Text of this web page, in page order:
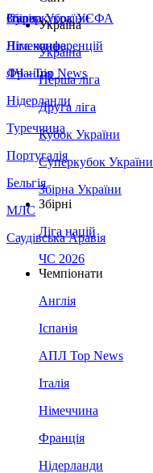
Збірна України
Італія
Німеччина
Франція
Нідерланди
Туреччина
Португалія
Бельгія
МЛС
Саудівська Аравія
Суперкубок УЄФА
Ліга конференцій
ЛЧ - Top News
Україна
Україна
Перша ліга
Друга ліга
Кубок України
Суперкубок України
Збірна України
Збірні
Ліга націй
ЧС 2026
Чемпіонати
Англія
Іспанія
АПЛ Top News
Італія
Німеччина
Франція
Нідерланди